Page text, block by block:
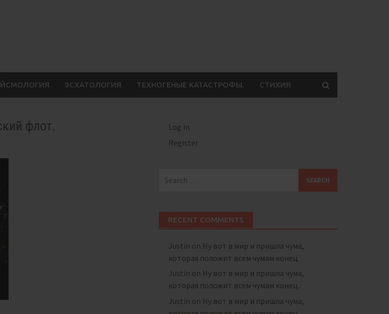
ЭСХАТОЛОГИЯ ТЕХНОГЕНЫЕ КАТАСТРОФЫ. СТИХИЯ
флот.
Log in
Register
for:
RECENT COMMENTS
Justin on Ну вот в мир и пришла чума,
которая положит всем чумам конец.
Justin on Ну вот в мир и пришла чума,
которая положит всем чумам конец.
Justin on Ну вот в мир и пришла чума,